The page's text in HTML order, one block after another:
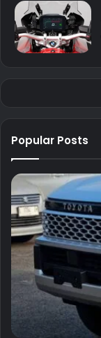
Popular Posts